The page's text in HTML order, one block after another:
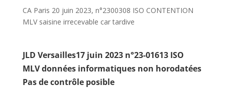
CA Paris 20 juin 2023, n°2300308 ISO CONTENTION
MLV saisine irrecevable car tardive
JLD Versailles17 juin 2023 n°23-01613 ISO
MLV données informatiques non horodatées
Pas de contrôle posible